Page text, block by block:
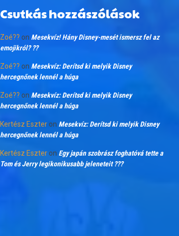
Csutkás hozzászólások
Zoé?? on Mesekvíz! Hány Disney-mesét ismersz fel az
emojikról? ??
Zoé?? on Mesekvíz: Derítsd ki melyik Disney
hercegnőnek lennél a húga
Zoé?? on Mesekvíz: Derítsd ki melyik Disney
hercegnőnek lennél a húga
Kertész Eszteron Mesekvíz: Derítsd ki melyik Disney
hercegnőnek lennél a húga
Kertész Eszteron Egy japán szobrász foghatóvá tette a
Tom és Jerry legikonikusabb jeleneteit ???